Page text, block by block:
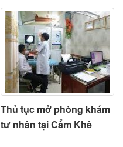
Thủ tục mở phòng khám
tư nhân tại Cẩm Khê